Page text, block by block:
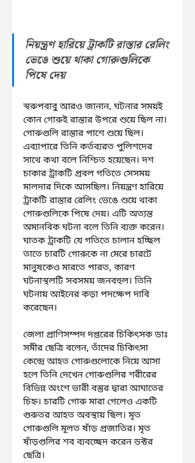
নিয়ন্ত্রণ হারিয়ে ট্রাকটি রাস্তার রেলিং
ভেঙে শুয়ে থাকা গোরুগুলিকে
পিষে দেয়
স্বরুপবাবু আরও জানান, ঘটনার সময়ই
কোন গোরুই রাস্তার উপরে শুয়ে ছিল না।
গোরুগুলি রাস্তার পাশে শুয়ে ছিল।
এব্যাপারে তিনি কর্তব্যরত পুলিশদের
সাথে কথা বলে নিশ্চিত হয়েছেন। দশ
চাকার ট্রাকটি প্রবল গতিতে সেসময়
মালদার দিকে আসছিল। নিয়ন্ত্রণ হারিয়ে
ট্রাকটি রাস্তার রেলিং ভেঙে শুয়ে থাকা
গোরুগুলিকে পিষে দেয়। এটি অত্যন্ত
অমানবিক ঘটনা বলে তিনি ব্যক্ত করেন।
ঘাতক ট্রাকটি যে গতিতে চালান হচ্ছিল
তাতে চারটি গোরুকে না মেরে চারটে
মানুষকেও মারতে পারত, কারণ
ঘটনাস্থলটি সবসময় জনবহুল। তিনি
ঘটনায় আইনের কড়া পদক্ষেপ দাবি
করেছেন।
জেলা প্রাণিসম্পদ দপ্তরের চিকিৎসক ডাঃ
সমীর ছেত্রি বলেন, তাঁদের চিকিৎসা
কেন্দ্রে আহত গোরুগুলোকে নিয়ে আসা
হলে তিনি দেখেন গোরুগুলির শরীরের
বিভিন্ন অংশে ভারী বস্তুর দ্বারা আঘাতের
চিহ্ন। চারটি গোরু মারা গেলেও একটি
গুরুতর আহত অবস্থায় ছিল। মৃত
গোরুগুলি মূলত ষাঁড় প্রজাতির। মৃত
ষাঁড়গুলির শব ব্যবচ্ছেদ করেন ডক্টর
ছেত্রি।